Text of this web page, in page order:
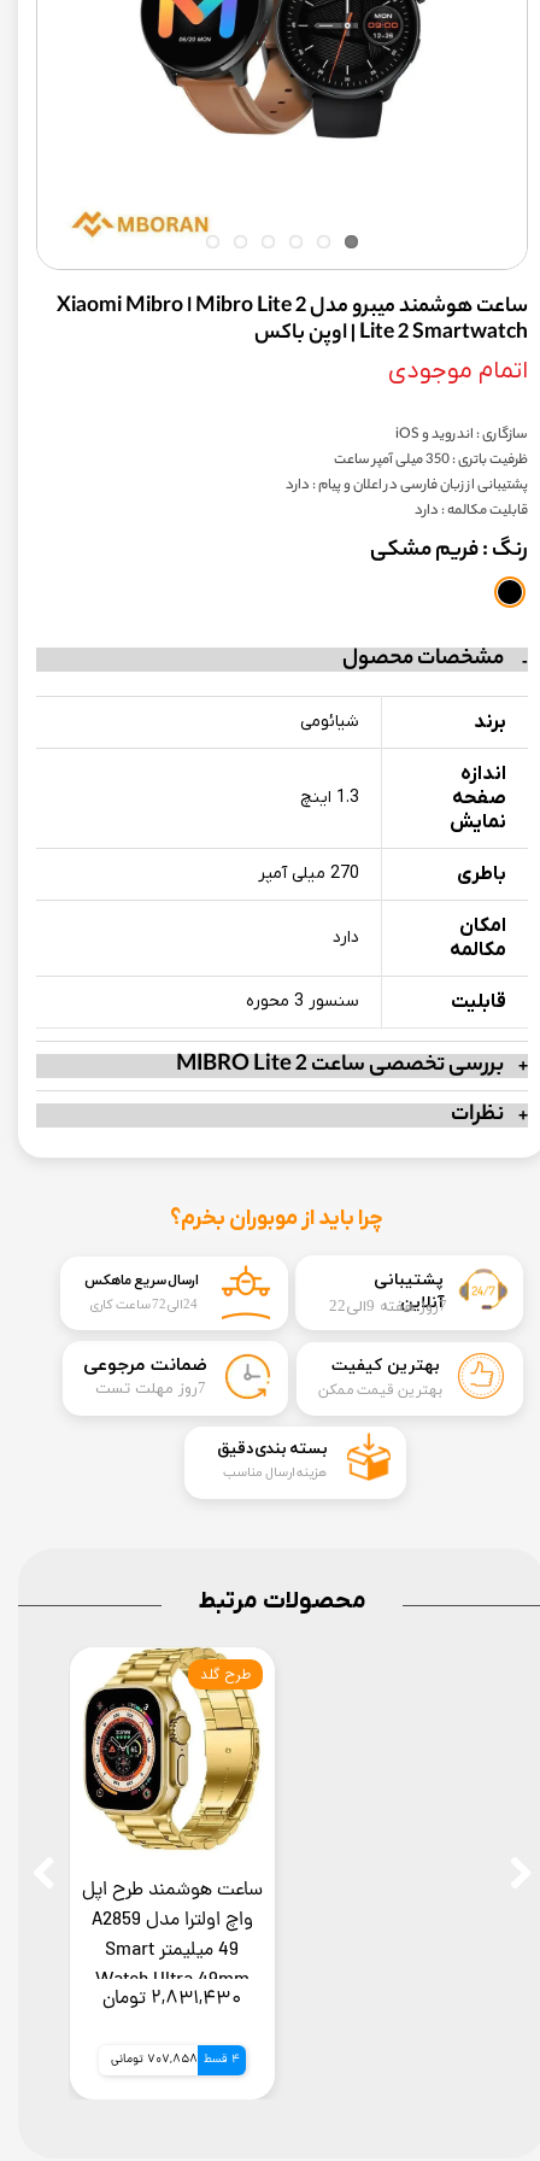
ساعت هوشمند میبرو مدل 2 Mibro Lite ا Xiaomi Mibro
Lite 2 Smartwatch | اوپن باکس
اتمام موجودی
سازگاری : اندروید و iOS
ظرفیت باتری : 350 میلی آمپر ساعت
پشتیبانی از زبان فارسی در اعلان و پیام : دارد
قابلیت مکالمه : دارد
رنگ: فریم مشکی
مشخصات محصول
برند شیائومی
اندازه
صفحه
نمایش
1.3 اینچ
باطری 270 میلی آمپر
امکان
مکالمه
دارد
قابلیت سنسور 3 محوره
بررسی تخصصی ساعت MIBRO Lite 2
نظرات
​​پشتیبانی
آنلاین7روز هفته 9الی22
چرا باید از موبوران بخرم؟
​ضمانت مرجوعی
​7روز مهلت تست
بهترین کیفیت
بهترین قیمت ممکن
ارسال سریع ماهکس
24الی72 ساعت کاری
​بسته بندی دقیق​​​​​​​
هزینه ارسال مناسب
ساعت هوشمند طرح اپل
واچ اولترا مدل A2859
49 میلیمتر Smart
Watch Ultra 49mm
۲,۸۳۱,۴۳۰ تومان
4 قسط 707,858 تومانی
طرح گلد
محصولات مرتبط